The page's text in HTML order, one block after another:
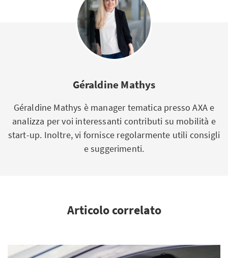
Géraldine Mathys
Géraldine Mathys è manager tematica presso AXA e
analizza per voi interessanti contributi su mobilità e
start-up. Inoltre, vi fornisce regolarmente utili consigli
e suggerimenti.
Articolo correlato